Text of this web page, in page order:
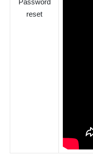
Password
reset